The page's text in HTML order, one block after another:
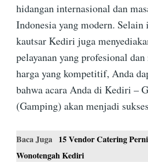
hidangan internasional dan
Indonesia yang modern.
kautsar Kediri juga
pelayanan yang profesional
harga yang kompetitif, Anda
bahwa acara Anda di Kediri –
(Gamping) akan menjadi
Baca Juga 15 Vendor Catering
Wonotengah Kediri